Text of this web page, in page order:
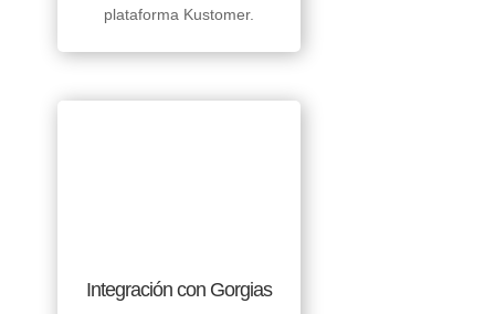
plataforma Kustomer.
Integración con Gorgias